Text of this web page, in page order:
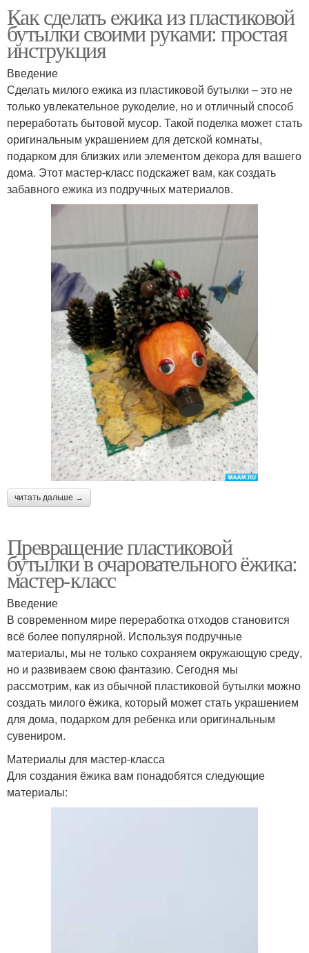
Как сделать ежика из пластиковой
бутылки своими руками: простая
инструкция
Введение
Сделать милого ежика из пластиковой бутылки – это не
только увлекательное рукоделие, но и отличный способ
переработать бытовой мусор. Такой поделка может стать
оригинальным украшением для детской комнаты,
подарком для близких или элементом декора для вашего
дома. Этот мастер-класс подскажет вам, как создать
забавного ежика из подручных материалов.
читать дальше →
Превращение пластиковой
бутылки в очаровательного ёжика:
мастер-класс
Введение
В современном мире переработка отходов становится
всё более популярной. Используя подручные
материалы, мы не только сохраняем окружающую среду,
но и развиваем свою фантазию. Сегодня мы
рассмотрим, как из обычной пластиковой бутылки можно
создать милого ёжика, который может стать украшением
для дома, подарком для ребенка или оригинальным
сувениром.
Материалы для мастер-класса
Для создания ёжика вам понадобятся следующие
материалы: